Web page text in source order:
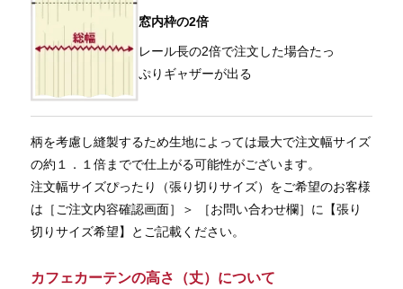
窓内枠の2倍
レール長の2倍で注文した場合たっ
ぷりギャザーが出る
柄を考慮し縫製するため生地によっては最大で注文幅サイズ
の約１．１倍までで仕上がる可能性がございます。
注文幅サイズぴったり（張り切りサイズ）をご希望のお客様
は［ご注文内容確認画面］＞ ［お問い合わせ欄］に【張り
切りサイズ希望】とご記載ください。
カフェカーテンの高さ（丈）について